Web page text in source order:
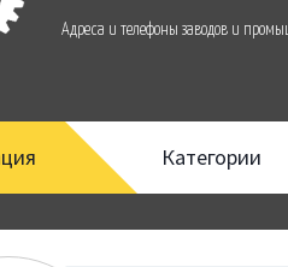
Адреса и телефоны заводов и
Категории